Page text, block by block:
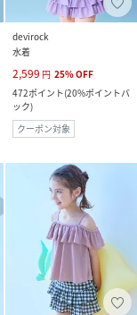
devirock
水着
2,599 円 25%OFF
472ポイント(20%ポイントバ
ック)
クーポン対象